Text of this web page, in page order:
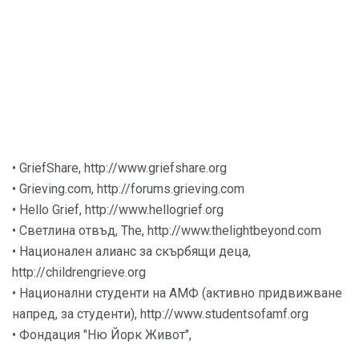
• GriefShare, http://www.griefshare.org
• Grieving.com, http://forums.grieving.com
• Hello Grief, http://www.hellogrief.org
• Светлина отвъд, The, http://www.thelightbeyond.com
• Национален алианс за скърбящи деца,
http://childrengrieve.org
• Национални студенти на АМФ (активно придвижване
напред, за студенти), http://www.studentsofamf.org
• Фондация "Ню Йорк Живот",